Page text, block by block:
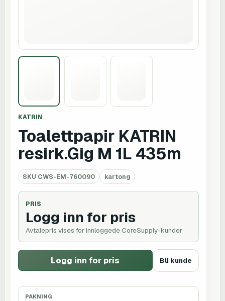
KATRIN
Toalettpapir KATRIN
resirk.Gig M 1L 435m
SKU CWS-EM-760090 kartong
PRIS
Logg inn for pris
Avtalepris vises for innloggede CoreSupply-kunder
Logg inn for pris Bli kunde
PAKNING